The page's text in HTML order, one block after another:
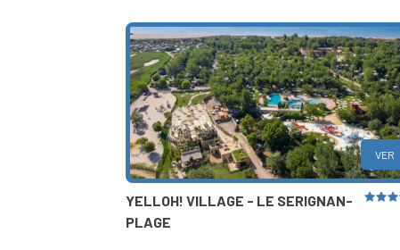
VER
YELLOH! VILLAGE - LE SERIGNAN-
PLAGE